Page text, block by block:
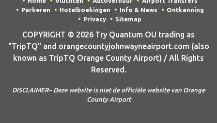
Parkeren
Hotelboekingen Info & News
Ontkenning
Privacy
Sitemap
COPYRIGHT © 2026 Try Quantum OU trading as
"TripTQ" and orangecountyjohnwayneairport.com (also
known as TripTQ Orange County Airport) / All Rights
Reserved.
DISCLAIMER– Deze website is niet de officiële website van Orange
County Airport